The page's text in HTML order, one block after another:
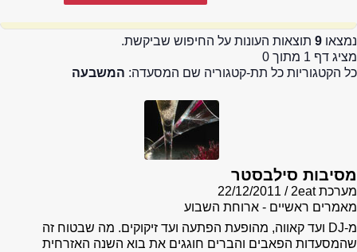
נמצאו 9 תוצאות העונות על החיפוש שביקשת.
מציג דף 1 מתוך 0
כל הקטגוריות כל תת-קטגוריה שם המסעדה: המשבעה
מסיבות סילבסטר
מערכת 2eat
22/12/2011
מאמרים ראשיים - ארוחת השבוע
מ-DJ ועד קאווה, מהופעת הפתעה ועד זיקוקים. מה שבטוח זה
שהמסעדות הפאבים והברים חוגגים את בוא השנה האזרחית